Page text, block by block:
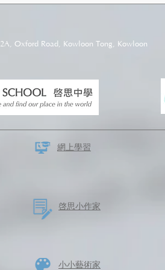
2A, Oxford Road, Kowloon Tong, Kowloon
網上學習
啓思​小作家
​小小藝術家